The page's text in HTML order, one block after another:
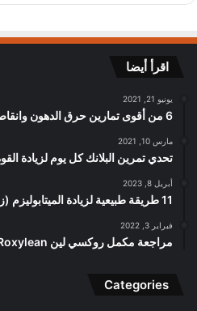
اقرأ أيضا
يونيو 21, 2021
6 من أقوى تمارين حرق الدهون وانقاص الوزن في وقت قياسي
مارس 10, 2021
تحدي تمرين البلانك كل يوم لزيادة
أبريل 8, 2023
11 طريقة طبيعية لزيادة الميتابوليزم (زيادة معدل الحرق)
فبراير 3, 2022
مراجعة مكمل روكسي لين Roxylean الحارق للدهون (تحديث) 2022
Categories